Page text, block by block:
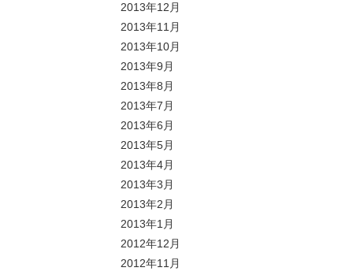
2013年12月
2013年11月
2013年10月
2013年9月
2013年8月
2013年7月
2013年6月
2013年5月
2013年4月
2013年3月
2013年2月
2013年1月
2012年12月
2012年11月